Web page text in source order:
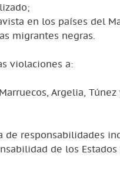
en los países del
migrantes negras.
violaciones a:
Argelia,
de responsabilidades
de los